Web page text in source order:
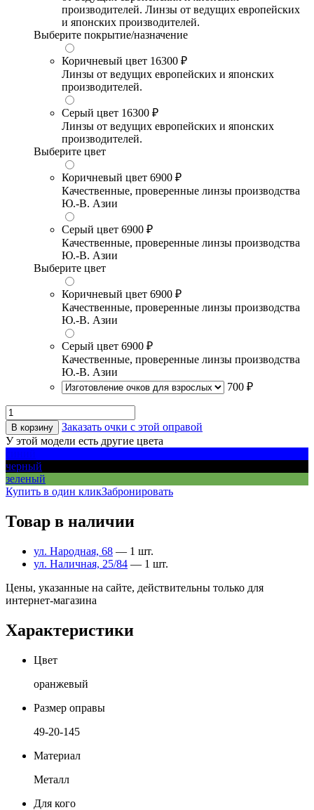
производителей. Линзы от ведущих европейских
и японских производителей.
Выберите покрытие/назначение
Коричневый цвет 16300 ₽
Линзы от ведущих европейских и японских
производителей.
Серый цвет 16300 ₽
Линзы от ведущих европейских и японских
производителей.
Выберите цвет
Коричневый цвет 6900 ₽
Качественные, проверенные линзы производства
Ю.-В. Азии
Серый цвет 6900 ₽
Качественные, проверенные линзы производства
Ю.-В. Азии
Выберите цвет
Коричневый цвет 6900 ₽
Качественные, проверенные линзы производства
Ю.-В. Азии
Серый цвет 6900 ₽
Качественные, проверенные линзы производства
Ю.-В. Азии
700 ₽
В корзину
Заказать очки с этой оправой
У этой модели есть другие цвета
черный
зеленый
Купить в один кликЗабронировать
Товар в наличии
ул. Народная, 68 — 1 шт.
ул. Наличная, 25/84 — 1 шт.
Цены, указанные на сайте, действительны только для
интернет-магазина
Характеристики
Цвет
оранжевый
Размер оправы
49-20-145
Материал
Металл
Для кого